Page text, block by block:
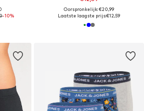
-10%
Oorspronkelijk: €20,99
Laatste laagste prijs:€12,59